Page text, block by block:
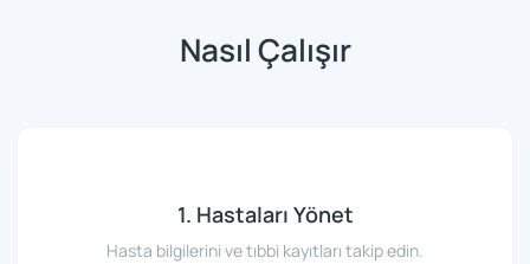
Nasıl Çalışır
1. Hastaları Yönet
Hasta bilgilerini ve tıbbi kayıtları takip edin.